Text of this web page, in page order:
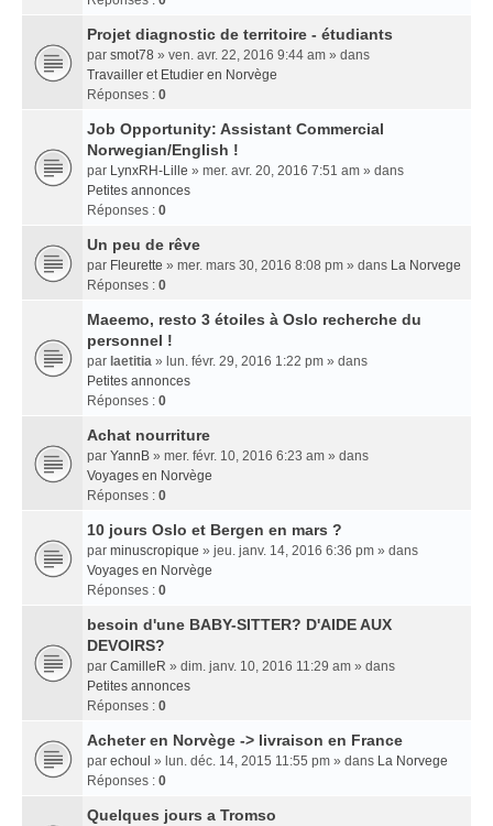
Projet diagnostic de territoire - étudiants
par smot78 » ven. avr. 22, 2016 9:44 am » dans
Travailler et Etudier en Norvège
Réponses : 0
Job Opportunity: Assistant Commercial
Norwegian/English !
par LynxRH-Lille » mer. avr. 20, 2016 7:51 am » dans
Petites annonces
Réponses : 0
Un peu de rêve
par Fleurette » mer. mars 30, 2016 8:08 pm » dans La Norvege
Réponses : 0
Maeemo, resto 3 étoiles à Oslo recherche du
personnel !
par laetitia » lun. févr. 29, 2016 1:22 pm » dans
Petites annonces
Réponses : 0
Achat nourriture
par YannB » mer. févr. 10, 2016 6:23 am » dans
Voyages en Norvège
Réponses : 0
10 jours Oslo et Bergen en mars ?
par minuscropique » jeu. janv. 14, 2016 6:36 pm » dans
Voyages en Norvège
Réponses : 0
besoin d'une BABY-SITTER? D'AIDE AUX
DEVOIRS?
par CamilleR » dim. janv. 10, 2016 11:29 am » dans
Petites annonces
Réponses : 0
Acheter en Norvège -> livraison en France
par echoul » lun. déc. 14, 2015 11:55 pm » dans La Norvege
Réponses : 0
Quelques jours a Tromso